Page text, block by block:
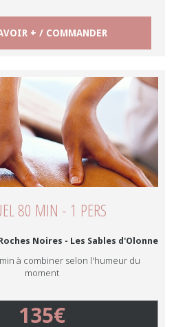
+ / COMMANDER
80 MIN - 1 PERS
Noires - Les Sables d'Olonne
à combiner selon l'humeur du
moment
135€